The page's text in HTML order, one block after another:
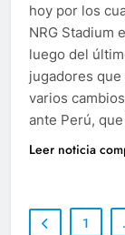
hoy por los
NRG Stadium
luego del
jugadores
varios
ante Perú,
Leer noticia
1